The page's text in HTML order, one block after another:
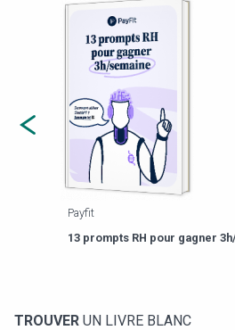
Payfit
13 prompts RH pour gagner
TROUVER UN LIVRE BLANC